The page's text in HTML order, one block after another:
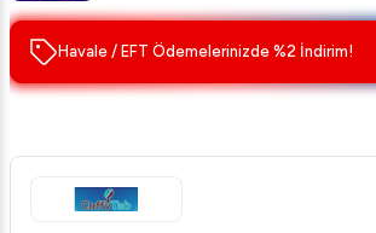
Havale / EFT Ödemelerinizde %2 İndirim!